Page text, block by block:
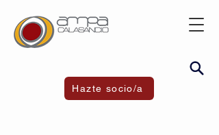
Hazte socio/a